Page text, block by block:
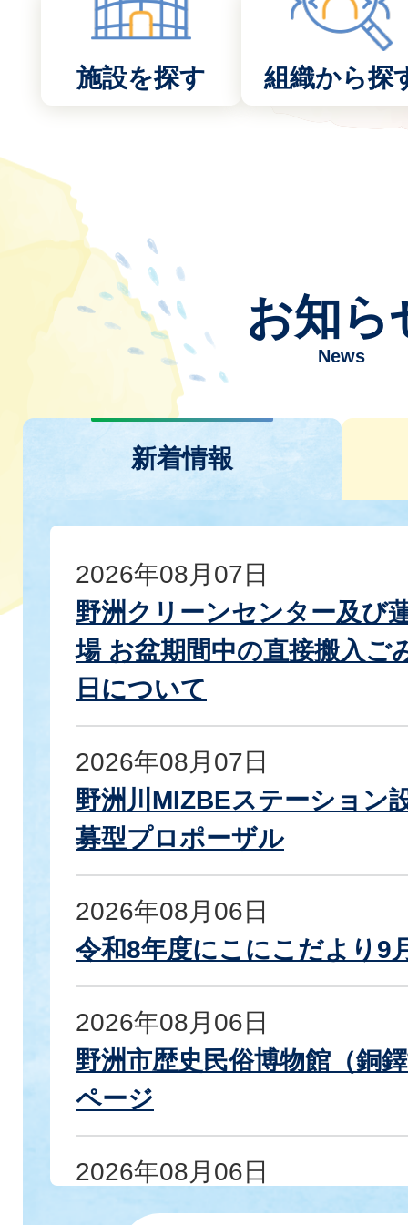
施設を探す 組織から探
お知ら
News
新着情報
2026年08月07日
野洲クリーンセンター及び
場 お盆期間中の直接搬入ご
日について
2026年08月07日
野洲川MIZBEステーション
募型プロポーザル
2026年08月06日
令和8年度にこにこだより9
2026年08月06日
野洲市歴史民俗博物館（銅
ページ
2026年08月06日
令和9年「野洲市はたちの